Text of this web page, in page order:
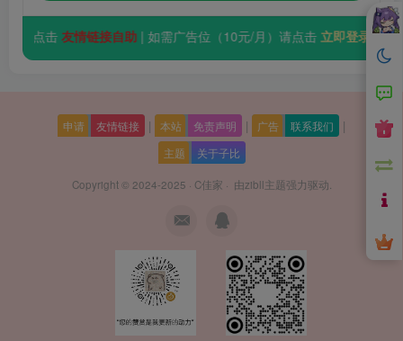
情链接请点击友情链接自助| 如需广告位（10元/月）请点击立即登录
申请 友情链接 | 本站 免责声明 | 广告 联系我们 |
主题 关于子比
Copyright © 2024-2025 · C佳家 · 由zibll主题强力驱动.